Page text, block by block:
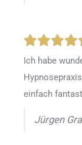
Ich habe
einfach
Jürgen